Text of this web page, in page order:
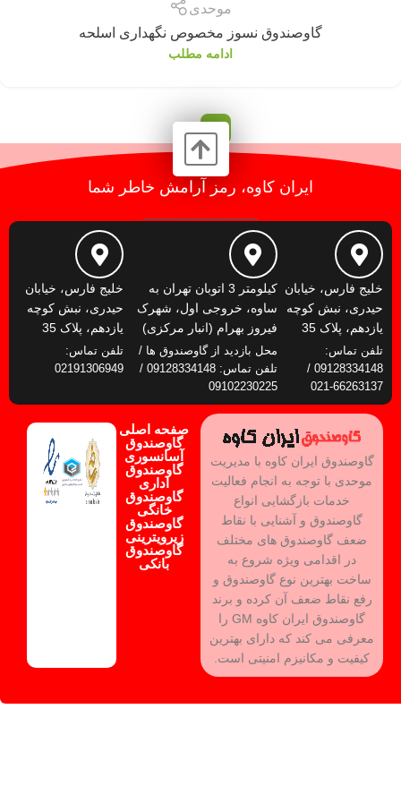
موحدی
گاوصندوق نسوز مخصوص نگهداری اسلحه
ادامه مطلب
ایران کاوه، رمز آرامش خاطر شما
خلیج فارس، خیابان
حیدری، نبش کوچه
یازدهم، پلاک 35
تلفن تماس:
09128334148 /
66263137-021
کیلومتر 3 اتوبان تهران به
ساوه، خروجی اول، شهرک
فیروز بهرام (انبار مرکزی)
محل بازدید از گاوصندوق ها /
تلفن تماس: 09128334148 /
09102230225
خلیج فارس، خیابان
حیدری، نبش کوچه
یازدهم، پلاک 35
تلفن تماس:
02191306949
گاوصندوق ایران کاوه با مدیریت
موحدی با توجه به انجام فعالیت
خدمات بازگشایی انواع
گاوصندوق و آشنایی با نقاط
ضعف گاوصندوق های مختلف
در اقدامی ویژه شروع به
ساخت بهترین نوع گاوصندوق و
رفع نقاط ضعف آن کرده و برند
گاوصندوق ایران کاوه GM را
معرفی می کند که دارای بهترین
کیفیت و مکانیزم امنیتی است.
صفحه اصلی
گاوصندوق
آسانسوری
گاوصندوق
اداری
گاوصندوق
خانگی
گاوصندوق
زیرویترینی
گاوصندوق
بانکی